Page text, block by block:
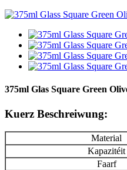
375ml Glas Square Green
Kuerz Beschreiwung:
Material
Kapazitéit
Faarf